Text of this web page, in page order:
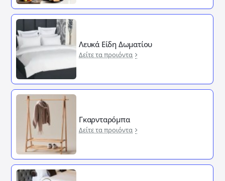
Λευκά Είδη Δωματίου
Δείτε τα προιόντα
Γκαρνταρόμπα
Δείτε τα προιόντα